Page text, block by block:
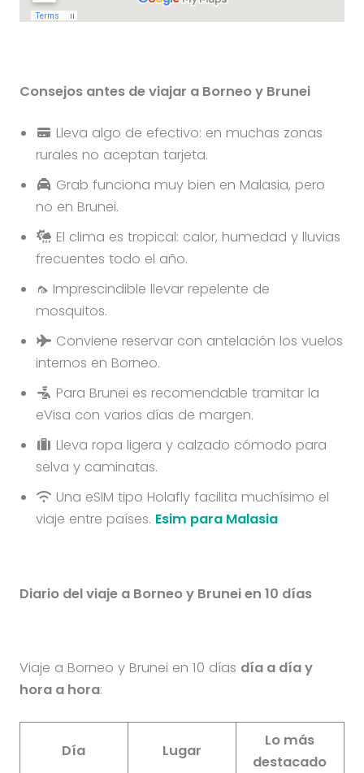
Consejos antes de viajar a Borneo y Brunei
Lleva algo de efectivo: en muchas zonas
rurales no aceptan tarjeta.
Grab funciona muy bien en Malasia, pero
no en Brunei.
El clima es tropical: calor, humedad y lluvias
frecuentes todo el año.
🦟 Imprescindible llevar repelente de
mosquitos.
Conviene reservar con antelación los vuelos
internos en Borneo.
Para Brunei es recomendable tramitar la
eVisa con varios días de margen.
Lleva ropa ligera y calzado cómodo para
selva y caminatas.
Una eSIM tipo Holafly facilita muchísimo el
viaje entre países. Esim para Malasia
Diario del viaje a Borneo y Brunei en 10 días
Viaje a Borneo y Brunei en 10 días día a día y
hora a hora:
Día Lugar
Lo más
destacado